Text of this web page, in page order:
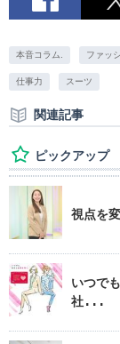
本音コラム. ファッ
仕事力 スーツ
関連記事
ピックアップ
視点を
いつで
社...